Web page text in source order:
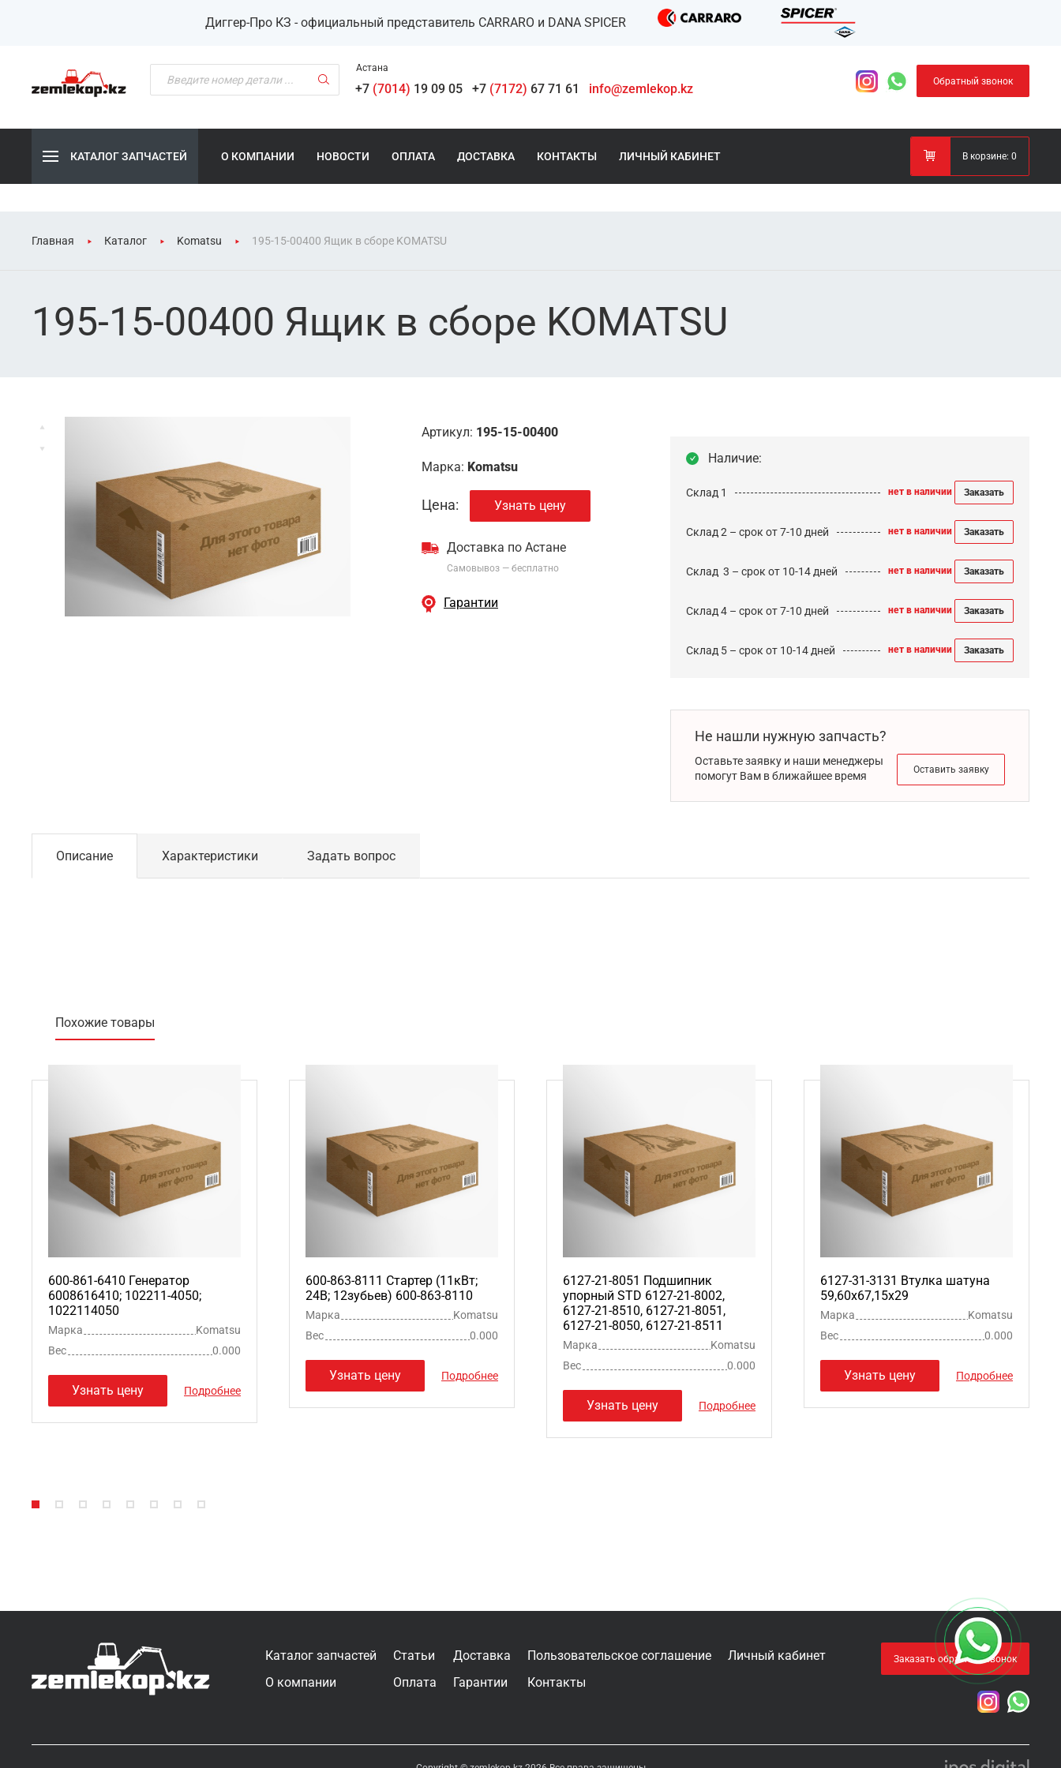
Диггер-Про КЗ - официальный представитель CARRARO и DANA SPICER
Астана
+7 (7014) 19 09 05 +7 (7172) 67 71 61 info@zemlekop.kz Обратный звонок
КАТАЛОГ ЗАПЧАСТЕЙ О КОМПАНИИ НОВОСТИ ОПЛАТА ДОСТАВКА КОНТАКТЫ ЛИЧНЫЙ КАБИНЕТ В корзине: 0
Главная Каталог Komatsu 195-15-00400 Ящик в сборе KOMATSU
195-15-00400 Ящик в сборе KOMATSU
Артикул: 195-15-00400
Марка: Komatsu
Цена: Узнать цену
Доставка по Астане
Самовывоз — бесплатно
Гарантии
Наличие:
Склад 1 нет в наличии Заказать
Склад 2 – срок от 7-10 дней нет в наличии Заказать
Cклад 3 – срок от 10-14 дней нет в наличии Заказать
Склад 4 – срок от 7-10 дней нет в наличии Заказать
Склад 5 – срок от 10-14 дней нет в наличии Заказать
Не нашли нужную запчасть?
Оставьте заявку и наши менеджеры
помогут Вам в ближайшее время
Оставить заявку
Описание Характеристики Задать вопрос
Похожие товары
600-861-6410 Генератор
6008616410; 102211-4050;
1022114050
Марка
Komatsu
Вес
0.000
Узнать цену Подробнее
600-863-8111 Стартер (11кВт;
24В; 12зубьев) 600-863-8110
Марка
Komatsu
Вес
0.000
Узнать цену Подробнее
6127-21-8051 Подшипник
упорный STD 6127-21-8002,
6127-21-8510, 6127-21-8051,
6127-21-8050, 6127-21-8511
Марка
Komatsu
Вес
0.000
Узнать цену Подробнее
6127-31-3131 Втулка шатуна
59,60х67,15х29
Марка
Komatsu
Вес
0.000
Узнать цену Подробнее
Каталог запчастей
О компании
Статьи
Оплата
Доставка
Гарантии
Пользовательское соглашение
Контакты
Личный кабинет Заказать обратный звонок